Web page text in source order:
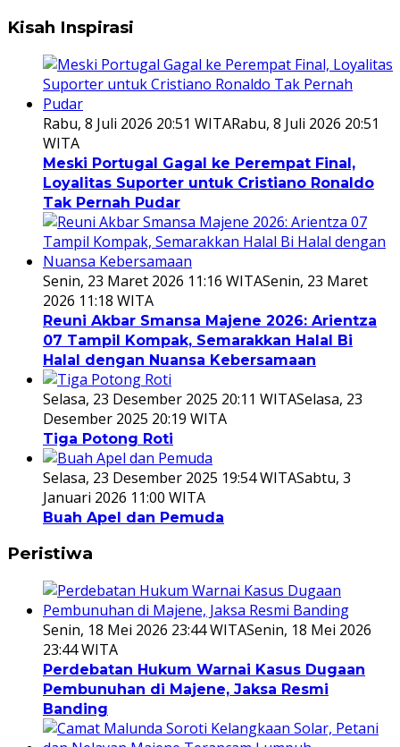
Kisah Inspirasi
Rabu, 8 Juli 2026 20:51 WITARabu, 8 Juli 2026 20:51
WITA
Meski Portugal Gagal ke Perempat Final,
Loyalitas Suporter untuk Cristiano Ronaldo
Tak Pernah Pudar
Senin, 23 Maret 2026 11:16 WITASenin, 23 Maret
2026 11:18 WITA
Reuni Akbar Smansa Majene 2026: Arientza
07 Tampil Kompak, Semarakkan Halal Bi
Halal dengan Nuansa Kebersamaan
Selasa, 23 Desember 2025 20:11 WITASelasa, 23
Desember 2025 20:19 WITA
Tiga Potong Roti
Selasa, 23 Desember 2025 19:54 WITASabtu, 3
Januari 2026 11:00 WITA
Buah Apel dan Pemuda
Peristiwa
Senin, 18 Mei 2026 23:44 WITASenin, 18 Mei 2026
23:44 WITA
Perdebatan Hukum Warnai Kasus Dugaan
Pembunuhan di Majene, Jaksa Resmi
Banding